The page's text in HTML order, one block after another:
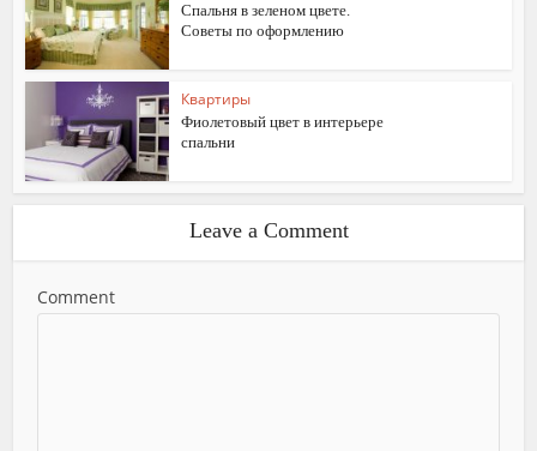
Спальня в зеленом цвете.
Советы по оформлению
Квартиры
Фиолетовый цвет в интерьере
спальни
Leave a Comment
Comment